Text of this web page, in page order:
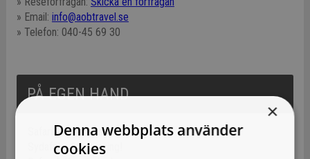
» Email: info@aobtravel.se
» Telefon: 040-45 69 30
PÅ EGEN HAND
Safari & Mauritius!
Sydafrika & kryssning!
×
Denna webbplats använder
cookies